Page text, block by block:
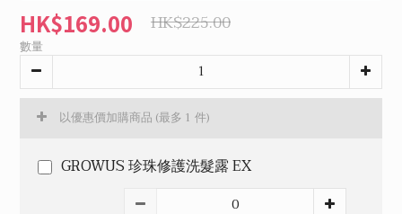
HK$169.00 HK$225.00
數量
以優惠價加購商品 (最多 1 件)
GROWUS 珍珠修護洗髮露 EX